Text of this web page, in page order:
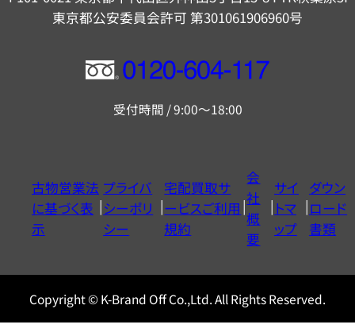
東京都公安委員会許可 第301061906960号
フ
ー
ヤ
ル
0120604117
受付時間 / 9:00～18:00
古物営業法
に基づく表
示
プライバ
シーポリ
シー
宅配買取サ
ービスご利用
規約
会
社
概
要
サイ
トマ
ップ
ダウン
ロード
書類
Copyright © K-Brand Off Co.,Ltd. All Rights Reserved.